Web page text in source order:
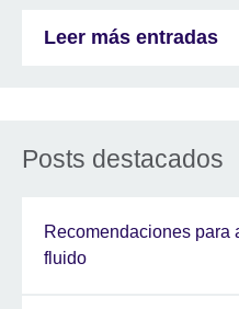
Leer más entradas
Posts destacados
Recomendaciones para
fluido